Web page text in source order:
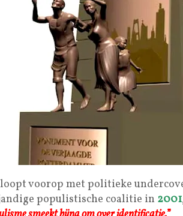
voorop met politieke
populistische coalitie in 2001